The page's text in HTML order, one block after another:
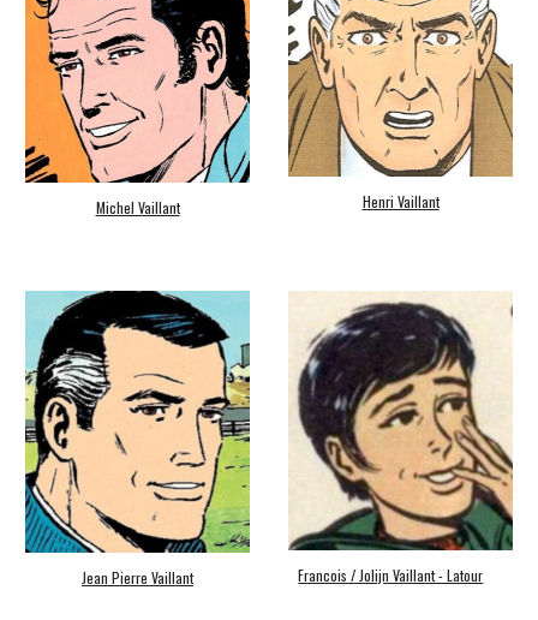
Michel Vaillant Henri Vaillant
Jean Pierre Vaillant Francois / Jolijn Vaillant - Latour